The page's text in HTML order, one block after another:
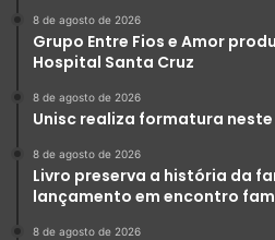
8 de agosto de 2026
Grupo Entre Fios e Amor
Hospital Santa Cruz
8 de agosto de 2026
Unisc realiza formatura
8 de agosto de 2026
Livro preserva a história da
lançamento em encontro
8 de agosto de 2026